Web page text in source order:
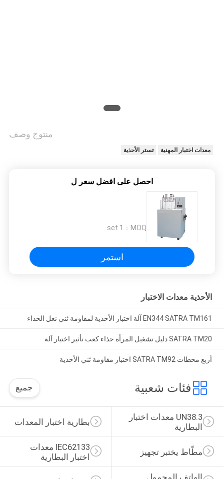
منتوج وصف
معدات اختبار المهنية تستر الأحذية
احصل على افضل سعر ل
MOQ：
1 set
استمر
الأحذية معدات الاختبار
EN344 SATRA TM161 آلة اختبار الأحذية لمقاومة ثني نعل الحذاء
SATRA TM20 دليل تشغيل المرأة حذاء كعب تأثير اختبار آلة
أربع محطات SATRA TM92 اختبار مقاومة ثني الأحذية
فئات شعبية جميع
بطارية اختبار المعدات
UN38.3 معدات اختبار
البطارية
IEC62133 معدات
اختبار البطارية
مطّاط يختبر تجهيز
الهاتف المحمول